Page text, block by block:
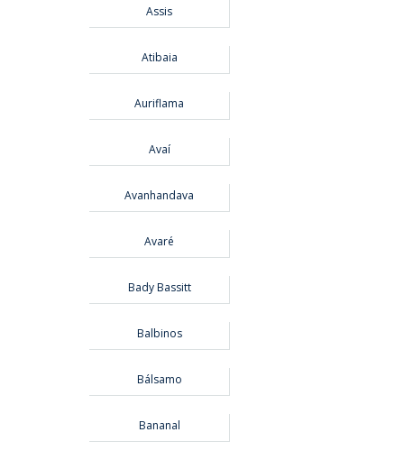
Assis
Atibaia
Auriflama
Avaí
Avanhandava
Avaré
Bady Bassitt
Balbinos
Bálsamo
Bananal